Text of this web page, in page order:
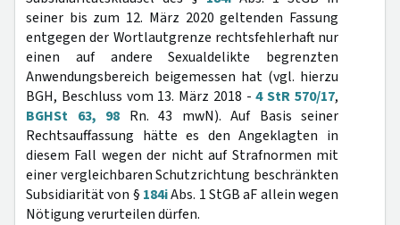
seiner bis zum 12. März 2020 geltenden Fassung
entgegen der Wortlautgrenze rechtsfehlerhaft nur
einen auf andere Sexualdelikte begrenzten
Anwendungsbereich beigemessen hat (vgl. hierzu
BGH, Beschluss vom 13. März 2018 -4 StR 570/17,
BGHSt 63, 98 Rn. 43 mwN). Auf Basis seiner
Rechtsauffassung hätte es den Angeklagten in
diesem Fall wegen der nicht auf Strafnormen mit
einer vergleichbaren Schutzrichtung beschränkten
Subsidiarität von § 184iAbs. 1 StGB aF allein wegen
Nötigung verurteilen dürfen.